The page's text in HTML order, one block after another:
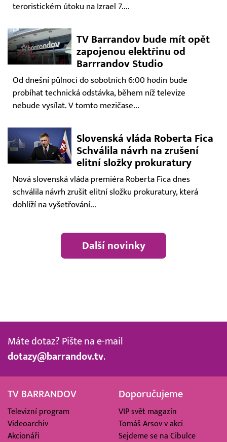
teroristickém útoku na Izrael 7....
TV Barrandov bude mít opět
zapojenou elektřinu od
Barrrandov Studio
Od dnešní půlnoci do sobotních 6:00 hodin bude
probíhat technická odstávka, během níž televize
nebude vysílat. V tomto mezičase...
Slovenská vláda Roberta Fica
Schválila návrh na zrušení
elitní složky prokuratury
Nová slovenská vláda premiéra Roberta Fica dnes
schválila návrh zrušit elitní složku prokuratury, která
dohlíží na vyšetřování...
Další novinky
Máte dotaz? Pište na e-mail
dotazy@barrandov.tv.
TV BARRANDOV
Televizní program
Videoarchiv
Akcionáři
Doporučujeme
VIP svět magazín
Tomáš Arsov v akci
Sejdeme se na Cibulce